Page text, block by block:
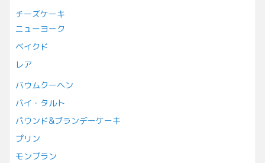
チーズケーキ
ニューヨーク
ベイクド
レア
バウムクーヘン
パイ・タルト
パウンド&ブランデーケーキ
プリン
モンブラン